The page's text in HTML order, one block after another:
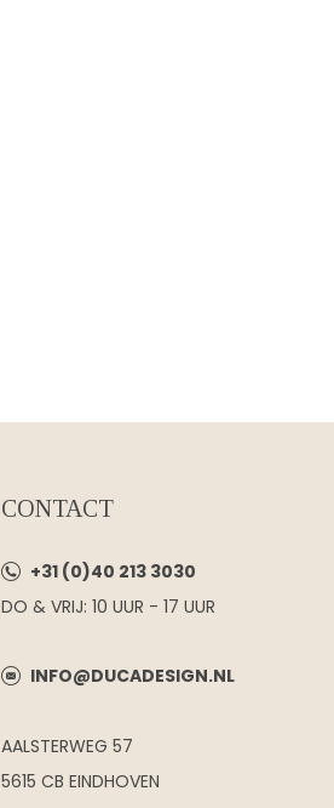
CONTACT
+31 (0)40 213 3030
DO & VRIJ: 10 UUR - 17 UUR
INFO@DUCADESIGN.NL
AALSTERWEG 57
5615 CB EINDHOVEN